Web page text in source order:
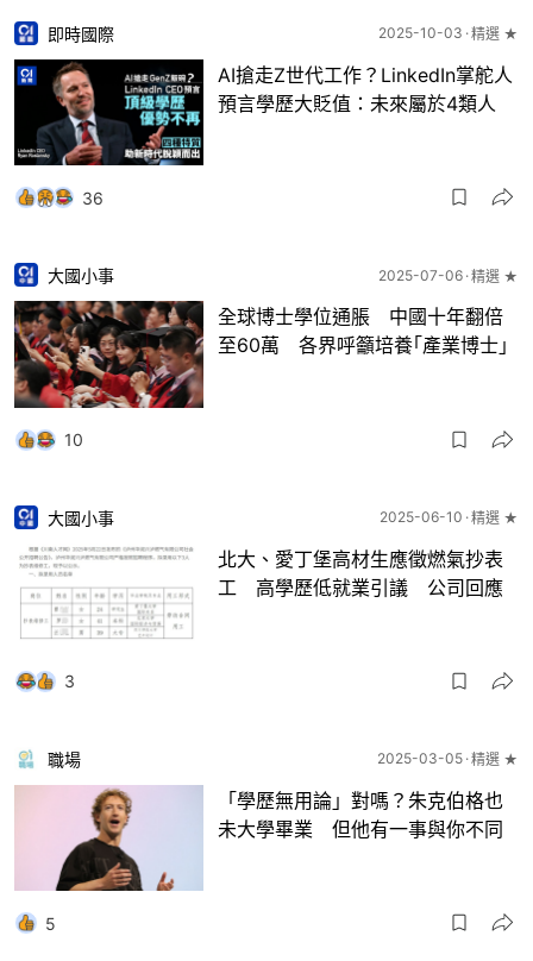
即時國際 2025-10-03 精選 ★
AI搶走Z世代工作？LinkedIn掌舵人
預言學歷大貶值：未來屬於4類人
36
大國小事 2025-07-06 精選 ★
全球博士學位通脹 中國十年翻倍
至60萬 各界呼籲培養｢產業博士｣
10
大國小事 2025-06-10 精選 ★
北大、愛丁堡高材生應徵燃氣抄表
工 高學歷低就業引議 公司回應
3
職場 2025-03-05 精選 ★
「學歷無用論」對嗎？朱克伯格也
未大學畢業 但他有一事與你不同
5